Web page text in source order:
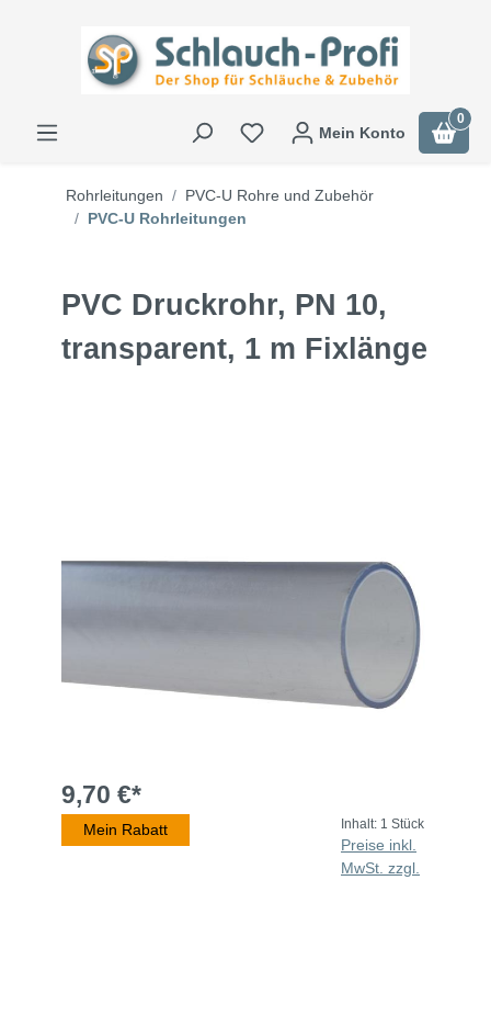
Mein Konto
0
Rohrleitungen
PVC-U Rohre und Zubehör
PVC-U Rohrleitungen
PVC Druckrohr, PN 10,
transparent, 1 m Fixlänge
9,70 €*
Mein Rabatt Inhalt: 1 Stück
Preise inkl.
MwSt. zzgl.